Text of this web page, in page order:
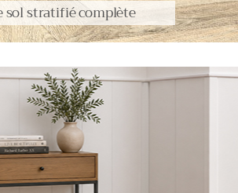
sol stratifié complète